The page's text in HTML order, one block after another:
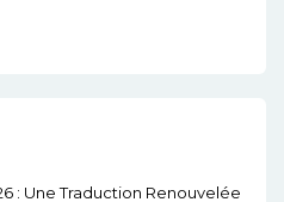
: Une Traduction Renouvelée